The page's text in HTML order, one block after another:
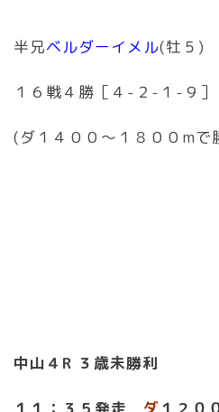
半兄ベルダーイメル(牡５)
１６戦４勝［４-２-１-９］
(ダ１４００〜１８００mで
中山４R ３歳未勝利